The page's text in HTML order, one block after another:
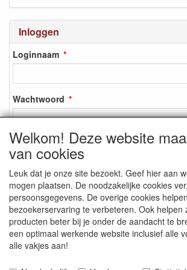
Inloggen
Loginnaam
Wachtwoord
Registreren
Wachtwoord vergeten?
SOCIALE MEDIA
Welkom! Deze website
van cookies
Leuk dat je onze site bezoekt. Geef hier aan
mogen plaatsen. De noodzakelijke cookies
persoonsgegevens. De overige cookies
bezoekerservaring te verbeteren. Ook helpen
producten beter bij je onder de aandacht te
een optimaal werkende website inclusief alle
alle vakjes aan!